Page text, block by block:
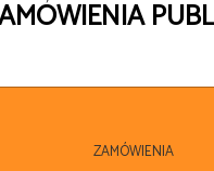
ZAMÓWIENIA